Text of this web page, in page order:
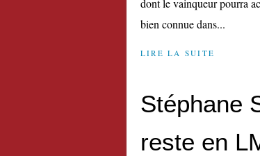
dont le vainqueur pourra
bien connue dans...
LIRE LA SUITE
Stéphane
reste en